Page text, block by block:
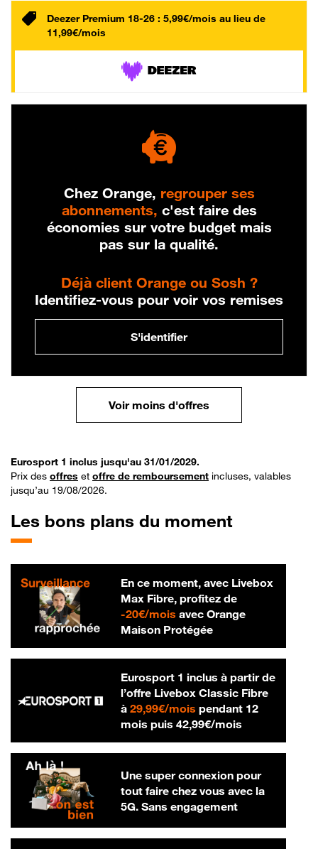
Deezer Premium 18-26 : 5,99€/mois au lieu de
11,99€/mois
Chez Orange, regrouper ses
abonnements, c'est faire des
économies sur votre budget mais
pas sur la qualité.
Déjà client Orange ou Sosh ?
Identifiez-vous pour voir vos remises
S'identifier
Voir moins d'offres
Eurosport 1 inclus jusqu'au 31/01/2029.
Prix des offres et offre de remboursement incluses, valables
jusqu’au 19/08/2026.
Les bons plans du moment
En ce moment, avec Livebox
Max Fibre, profitez de
-20€/mois20 € par mois
avec Orange
Maison Protégée
Eurosport 1 inclus à partir de
l’offre Livebox Classic Fibre
à 29,99€/mois29,99 € par mois
pendant 12
mois puis 42,99€/mois42,99 € par
Une super connexion pour
tout faire chez vous avec la
5G. Sans engagement